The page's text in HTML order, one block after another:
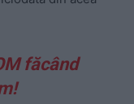
făcând